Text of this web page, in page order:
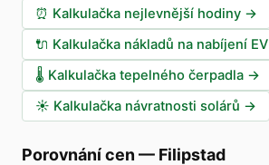
⏰ Kalkulačka nejlevnější hodiny →
🔌 Kalkulačka nákladů na nabíjení EV
🌡️ Kalkulačka tepelného čerpadla →
☀️ Kalkulačka návratnosti solárů →
Porovnání cen — Filipstad